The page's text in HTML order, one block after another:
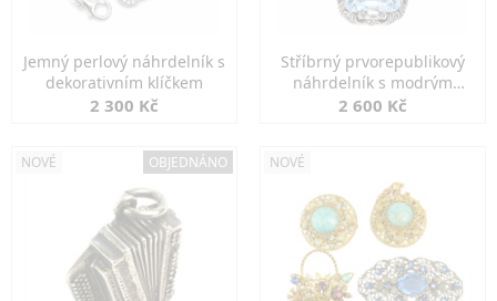
Jemný perlový náhrdelník s
dekorativním klíčkem
2 300 Kč
Stříbrný prvorepublikový
náhrdelník s modrým
spinelem
2 600 Kč
NOVÉ OBJEDNÁNO NOVÉ